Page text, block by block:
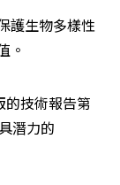
護生物多樣性
。
的技術報告第
潛力的